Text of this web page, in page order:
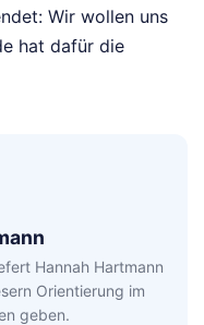
Wir wollen uns
hat dafür die
Hannah Hartmann
Orientierung im
geben.